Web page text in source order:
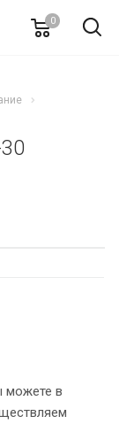
0
можете в